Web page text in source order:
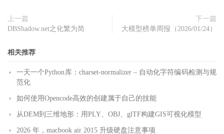
上一篇
DBShadow.net之化繁为简
下一篇
大模型榜单周报（2026/01/24）
相关推荐
一天一个Python库：charset-normalizer – 自动化字符编码检测与规
范化
如何使用Opencode高效的创建属于自己的技能
从DEM到三维地形：用PLY、OBJ、glTF构建GIS可视化模型
2026 年，macbook air 2015 升级硬盘注意事项